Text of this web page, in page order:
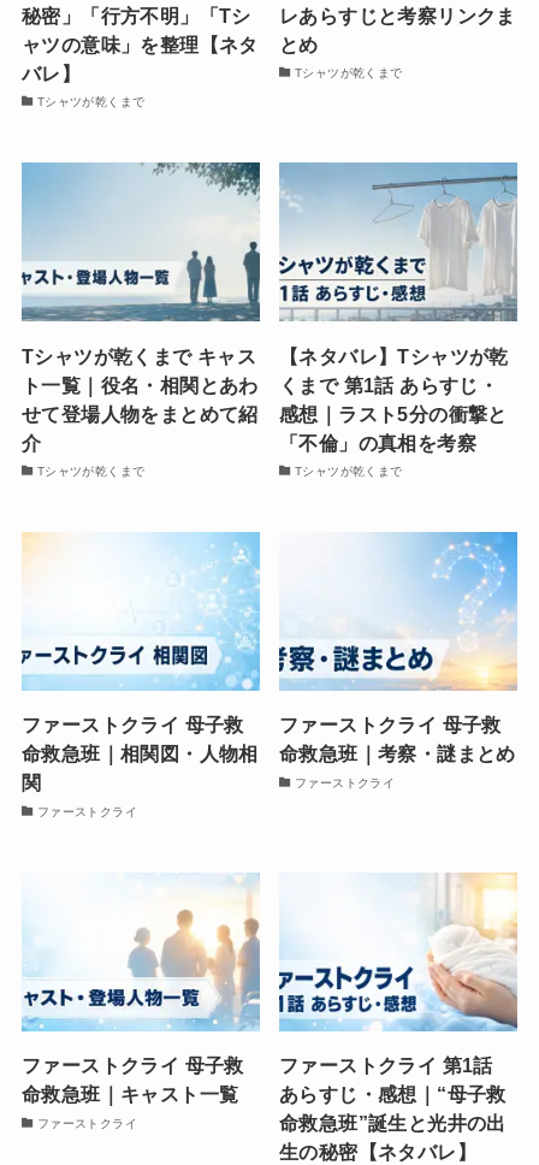
秘密」「行方不明」「Tシ
ャツの意味」を整理【ネタ
バレ】
Tシャツが乾くまで
レあらすじと考察リンクま
とめ
Tシャツが乾くまで
Tシャツが乾くまで キャス
ト一覧｜役名・相関とあわ
せて登場人物をまとめて紹
介
Tシャツが乾くまで
【ネタバレ】Tシャツが乾
くまで 第1話 あらすじ・
感想｜ラスト5分の衝撃と
「不倫」の真相を考察
Tシャツが乾くまで
ファーストクライ 母子救
命救急班｜相関図・人物相
関
ファーストクライ
ファーストクライ 母子救
命救急班｜考察・謎まとめ
ファーストクライ
ファーストクライ 母子救
命救急班｜キャスト一覧
ファーストクライ
ファーストクライ 第1話
あらすじ・感想｜“母子救
命救急班”誕生と光井の出
生の秘密【ネタバレ】